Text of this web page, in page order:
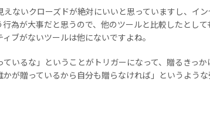
ないクローズドが絶対にいいと思っていますし、イ
為が大事だと思うので、他のツールと比較したとして
ブがないツールは他にないですよね。
いるな」ということがトリガーになって、贈るきっ
が贈っているから自分も贈らなければ」というよう